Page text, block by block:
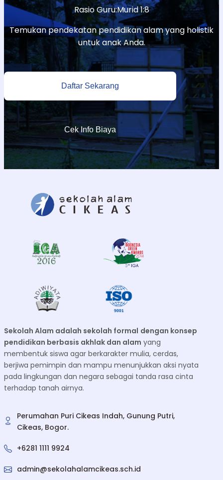
Rasio Guru:Murid 1:8
Temukan pendekatan pendidikan alam yang holistik
untuk anak Anda.
Daftar Sekarang
Cek Info Biaya
Sekolah Alam adalah sekolah formal dengan konsep
pendidikan berbasis akhlak dan alam yang
membentuk siswa agar berkarakter mulia, cerdas,
berjiwa pemimpin dan mampu menunjukkan aksi nyata
pada lingkungan dan negara sebagai tanda rasa cinta
terhadap tanah airnya.
Perumahan Puri Cikeas Indah, Gunung Putri,
Cikeas, Bogor.
+6281 1111 9924
admin@sekolahalamcikeas.sch.id